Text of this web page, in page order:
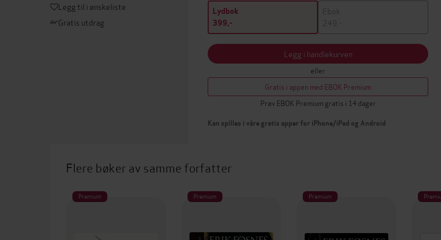
Legg til i ønskeliste
Gratis utdrag
Lydbok
399,-
Ebok
249,-
Legg i handlekurven
eller
Gratis i appen med EBOK Premium
Prøv EBOK Premium gratis i 14 dager
Kan spilles i våre gratis apper for iPhone/iPad og Android
Flere bøker av samme forfatter
Premium Premium Premium